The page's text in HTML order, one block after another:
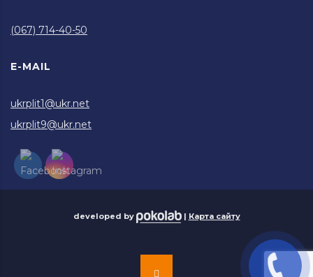
(067) 714-40-50
E-MAIL
ukrplit1@ukr.net
ukrplit9@ukr.net
developed by | Карта сайту